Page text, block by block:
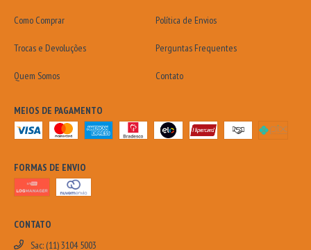
Como Comprar Política de Envios
Trocas e Devoluções Perguntas Frequentes
Quem Somos Contato
MEIOS DE PAGAMENTO
FORMAS DE ENVIO
CONTATO
Sac: (11) 3104 5003